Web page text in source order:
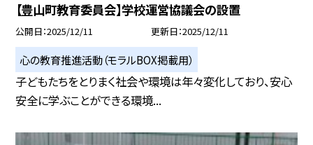
【豊山町教育委員会】学校運営協議会の設置
公開日 2025/12/11 更新日 2025/12/11
心の教育推進活動（モラルBOX掲載用）
子どもたちをとりまく社会や環境は年々変化しており、安心
安全に学ぶことができる環境...